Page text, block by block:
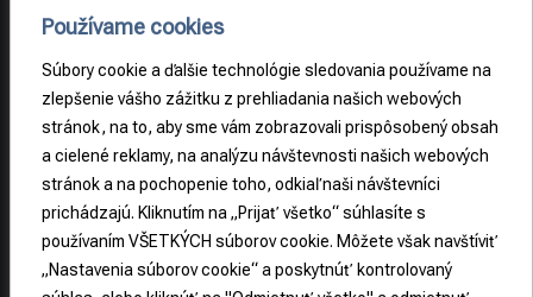
Používame cookies
Súbory cookie a ďalšie technológie sledovania používame na
zlepšenie vášho zážitku z prehliadania našich webových
stránok, na to, aby sme vám zobrazovali prispôsobený obsah
a cielené reklamy, na analýzu návštevnosti našich webových
stránok a na pochopenie toho, odkiaľ naši návštevníci
prichádzajú. Kliknutím na „Prijať všetko“ súhlasíte s
používaním VŠETKÝCH súborov cookie. Môžete však navštíviť
„Nastavenia súborov cookie“ a poskytnúť kontrolovaný
republika
2021733065
PRÁVNE
INFORMÁCIE
Obchodné
podmienky
Odstúpenie od